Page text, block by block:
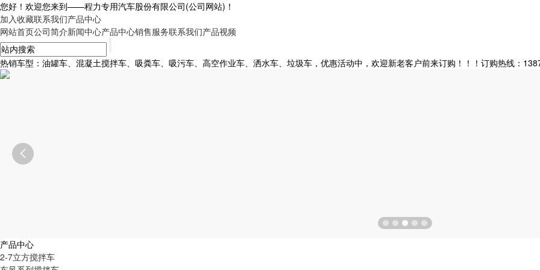
您好！欢迎您来到——程力专用汽车股份有限公司(公司网站)！
加入收藏联系我们产品中心
网站首页公司简介新闻中心产品中心销售服务联系我们产品视频
热销车型：油罐车、混凝土搅拌车、吸粪车、吸污车、高空作业车、洒水车、垃圾车，优惠活动中，欢迎新老客户前来订购！！！订购热线：

产品中心
2-7立方搅拌车